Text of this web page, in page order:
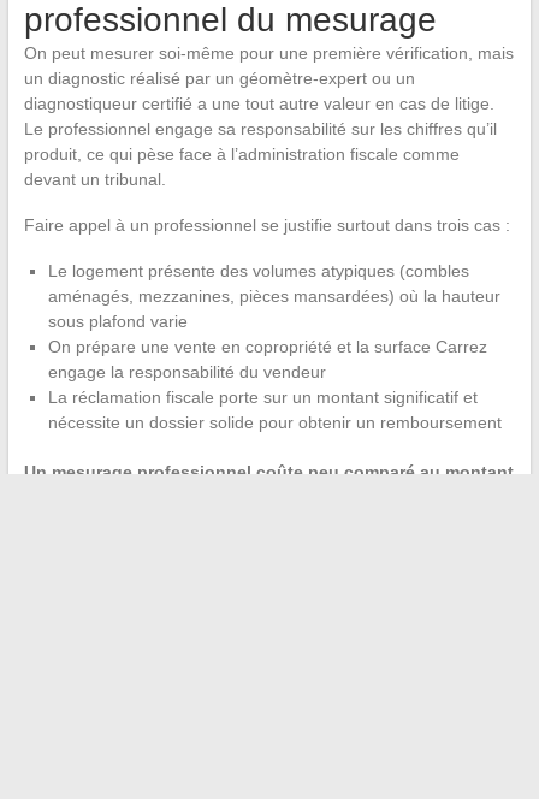
professionnel du mesurage
On peut mesurer soi-même pour une première vérification, mais
un diagnostic réalisé par un géomètre-expert ou un
diagnostiqueur certifié a une tout autre valeur en cas de litige.
Le professionnel engage sa responsabilité sur les chiffres qu’il
produit, ce qui pèse face à l’administration fiscale comme
devant un tribunal.
Faire appel à un professionnel se justifie surtout dans trois cas :
Le logement présente des volumes atypiques (combles
aménagés, mezzanines, pièces mansardées) où la hauteur
sous plafond varie
On prépare une vente en copropriété et la surface Carrez
engage la responsabilité du vendeur
La réclamation fiscale porte sur un montant significatif et
nécessite un dossier solide pour obtenir un remboursement
Un mesurage professionnel coûte peu comparé au montant